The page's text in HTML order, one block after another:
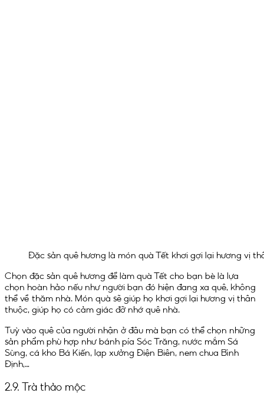
Đặc sản quê hương là món quà Tết khơi gợi lại hương vị
Chọn đặc sản quê hương để làm quà Tết cho bạn bè là lựa
chọn hoàn hảo nếu như người bạn đó hiện đang xa quê, không
thể về thăm nhà. Món quà sẽ giúp họ khơi gợi lại hương vị thân
thuộc, giúp họ có cảm giác đỡ nhớ quê nhà.
Tuỳ vào quê của người nhận ở đâu mà bạn có thể chọn những
sản phẩm phù hợp như bánh pía Sóc Trăng, nước mắm Sá
Sùng, cá kho Bá Kiến, lạp xưởng Điện Biên, nem chua Bình
Định,…
2.9. Trà thảo mộc